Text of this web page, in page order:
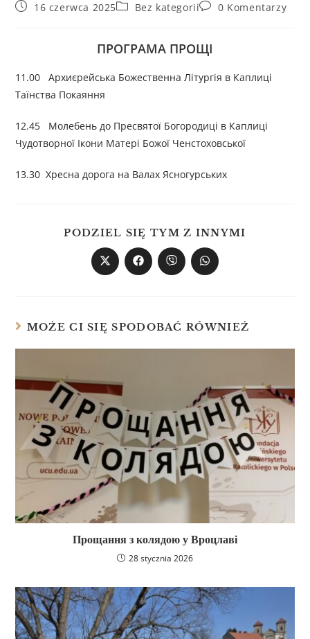
16 czerwca 2025 Bez kategorii 0 Komentarzy
ПРОГРАМА ПРОЩІ
11.00 Архиєрейська Божественна Літургія в Каплиці
Таїнства Покаяння
12.45 Молебень до Пресвятої Богородиці в Каплиці
Чудотворної Ікони Матері Божої Ченстоховської
13.30 Хресна дорога на Валах Ясногурських
PODZIEL SIĘ TYM Z INNYMI
MOŻE CI SIĘ SPODOBAĆ RÓWNIEŻ
Прощання з колядою у Вроцлаві
28 stycznia 2026